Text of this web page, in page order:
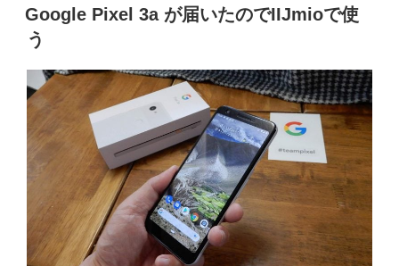
AR
ナ
ビ
機
能
使
っ
て
る”
稿
日:
Google Pixel 3a が届いたのでIIJmioで使
う